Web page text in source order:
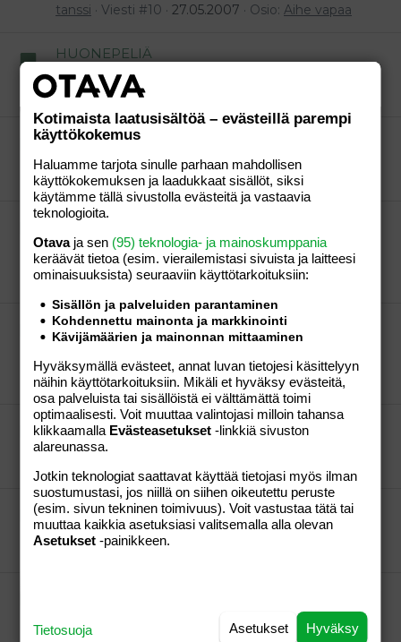
tanssi
Viesti #10 27.05.2007 Osio: Aihe vapaa
HUONEPELIÄ
miten siitä tiiliseinästä pääsee??
tanssi
Viesti #27
HUONEPELIÄ
\ ok...vihdoinkin löysin!! kiitti!!
tanssi
Viesti #25 26.05.2007 Osio:Aihe vapaa
HUONEPELIÄ
\ olen joo!! kirjahyllystä samoin...
pöydältä,taulusta,sieltä jätepussista...
tanssi
Viesti #22 26.05.2007 Osio:Aihe vapaa
HUONEPELIÄ
mistä mä sen vika lapun löydän??!! en saa sitä
mistään... kaikkeni yrittäny!!
tanssi
Viesti #19 26.05.2007 Osio:Aihe vapaa
HUONEPELIÄ
tarviiko nuita tölkkejä ja sitä pulloa??
HUONEPELIÄ
vielä ois yks enkä löyä sitä millään??
tanssi
Viesti #14
mikä tuohon laatikkoon on tuo numerosarja!! siihen
harmaaseen...
Kotimaista laatusisältöä – evästeillä parempi
käyttökokemus
Haluamme tarjota sinulle parhaan mahdollisen
käyttökokemuksen ja laadukkaat sisällöt, siksi
käytämme tällä sivustolla evästeitä ja vastaavia
teknologioita.
Otavaja sen (95) teknologia- ja mainoskumppania
keräävät tietoa (esim. vierailemis­tasi sivuista ja laitteesi
ominaisuuk­sista) seuraaviin käyttötarkoituksiin:
Sisällön ja palveluiden parantaminen
Kohdennettu mainonta ja markkinointi
Kävijämäärien ja mainonnan mittaaminen
Hyväksymällä evästeet, annat luvan tietojesi käsittelyyn
näihin käyttötarkoituksiin. Mikäli et hyväksy evästeitä,
osa palveluista tai sisällöistä ei välttämättä toimi
optimaalisesti. Voit muuttaa valintojasi milloin tahansa
klikkaamalla Evästeasetukset -linkkiä sivuston
alareunassa.
Jotkin teknologiat saattavat käyttää tietojasi myös ilman
suostumustasi, jos niillä on siihen oikeutettu peruste
(esim. sivun tekninen toimivuus). Voit vastustaa tätä tai
muuttaa kaikkia asetuksiasi valitsemalla alla olevan
Asetukset -painikkeen.
Hyväksy
Asetukset
Tietosuoja